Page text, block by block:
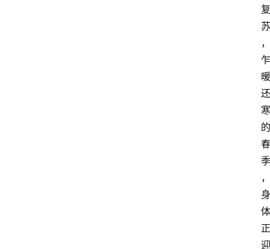
复
苏
，
乍
暖
还
寒
的
春
季
，
身
体
正
迎